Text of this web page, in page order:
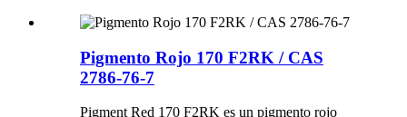
Pigmento Rojo 170 F2RK / CAS
2786-76-7
Pigment Red 170 F2RK es un pigmento rojo